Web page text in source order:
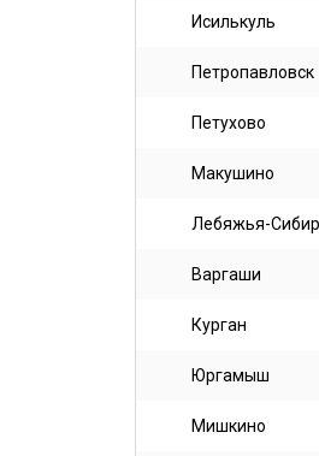
Исилькуль
Петропавловск
Петухово
Макушино
Лебяжья-
Варгаши
Курган
Юргамыш
Мишкино